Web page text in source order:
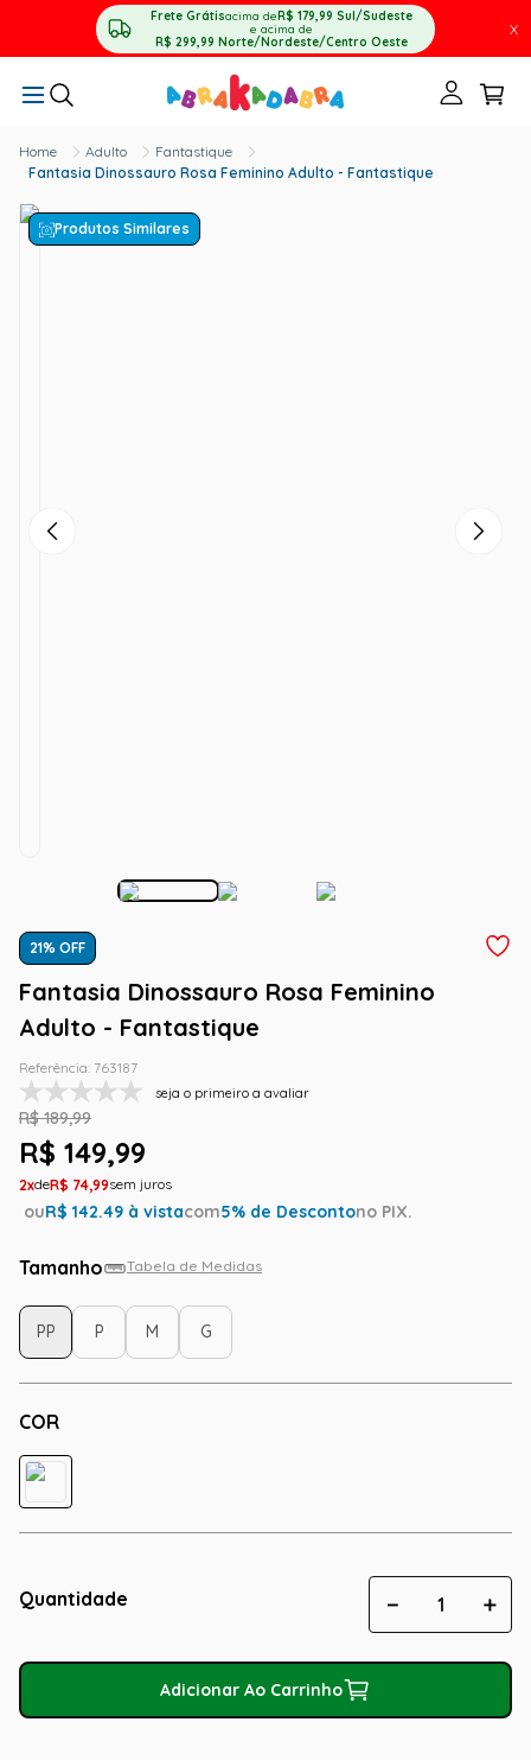
Frete Grátisacima deR$ 179,99 Sul/Sudeste
e acima de
R$ 299,99 Norte/Nordeste/Centro Oeste
X
Adulto
Fantastique
Fantasia Dinossauro Rosa Feminino Adulto - Fantastique
Produtos Similares
21% OFF
Fantasia Dinossauro Rosa Feminino
Adulto - Fantastique
Referência: 763187
seja o primeiro a avaliar
R$ 189,99
R$ 149,99
2 R$ 74,99
ouR$ 142.49 à vistacom5% de Descontono PIX.
Tamanho Tabela de Medidas
COR
PP P M G
Quantidade ＋
－
Adicionar Ao Carrinho